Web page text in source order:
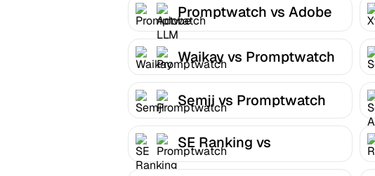
Promptwatch vs Adobe
LLM Optimizer
Waikay vs Promptwatch
Semji vs Promptwatch
SE Ranking vs
Promptwatch